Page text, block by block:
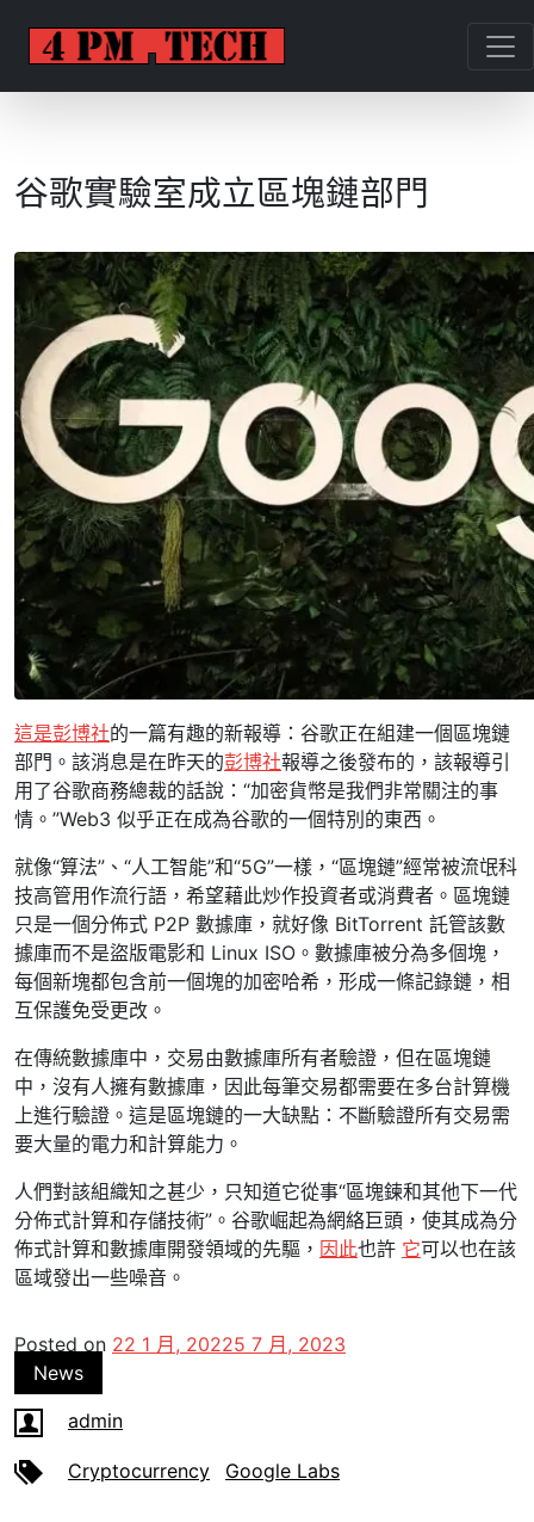
谷歌實驗室成立區塊鏈部門
這是彭博社的一篇有趣的新報導：谷歌正在組建一個區塊鏈
部門。該消息是在昨天的彭博社報導之後發布的，該報導引
用了谷歌商務總裁的話說：“加密貨幣是我們非常關注的事
情。”Web3 似乎正在成為谷歌的一個特別的東西。
就像“算法”、“人工智能”和“5G”一樣，“區塊鏈”經常被流氓科
技高管用作流行語，希望藉此炒作投資者或消費者。區塊鏈
只是一個分佈式 P2P 數據庫，就好像 BitTorrent 託管該數
據庫而不是盜版電影和 Linux ISO。數據庫被分為多個塊，
每個新塊都包含前一個塊的加密哈希，形成一條記錄鏈，相
互保護免受更改。
在傳統數據庫中，交易由數據庫所有者驗證，但在區塊鏈
中，沒有人擁有數據庫，因此每筆交易都需要在多台計算機
上進行驗證。這是區塊鏈的一大缺點：不斷驗證所有交易需
要大量的電力和計算能力。
人們對該組織知之甚少，只知道它從事“區塊鍊和其他下一代
分佈式計算和存儲技術”。谷歌崛起為網絡巨頭，使其成為分
佈式計算和數據庫開發領域的先驅， 因此也許 它可以也在該
區域發出一些噪音。
Posted on 22 1 月, 20225 7 月, 2023
News
admin
Cryptocurrency Google Labs